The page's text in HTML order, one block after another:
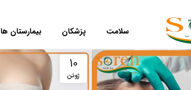
سلامت پزشکان بیمارستان ها
10
ژوئن